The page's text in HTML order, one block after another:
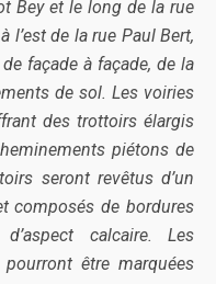
Bey et le long de la rue
l’est de la rue Paul Bert,
façade à façade, de la
de sol. Les voiries
des trottoirs élargis
piétons de
seront revêtus d’un
composés de bordures
calcaire. Les
être marquées